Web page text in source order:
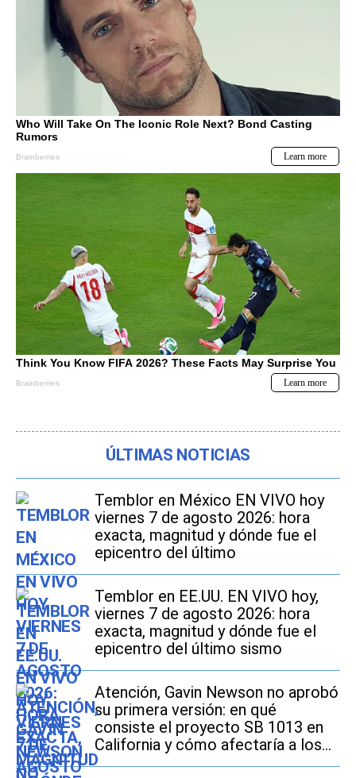
ÚLTIMAS NOTICIAS
Temblor en México EN VIVO hoy
viernes 7 de agosto 2026: hora
exacta, magnitud y dónde fue el
epicentro del último
Temblor en EE.UU. EN VIVO hoy,
viernes 7 de agosto 2026: hora
exacta, magnitud y dónde fue el
epicentro del último sismo
Atención, Gavin Newson no aprobó
su primera versión: en qué
consiste el proyecto SB 1013 en
California y cómo afectaría a los
conductores